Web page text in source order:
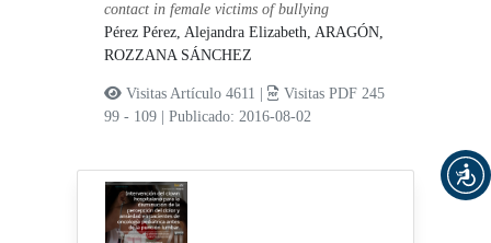
contact in female victims of bullying
Pérez Pérez, Alejandra Elizabeth,ARAGÓN,
ROZZANA SÁNCHEZ
Visitas Artículo 4611 |
Visitas PDF 245
99 - 109
|Publicado: 2016-08-02